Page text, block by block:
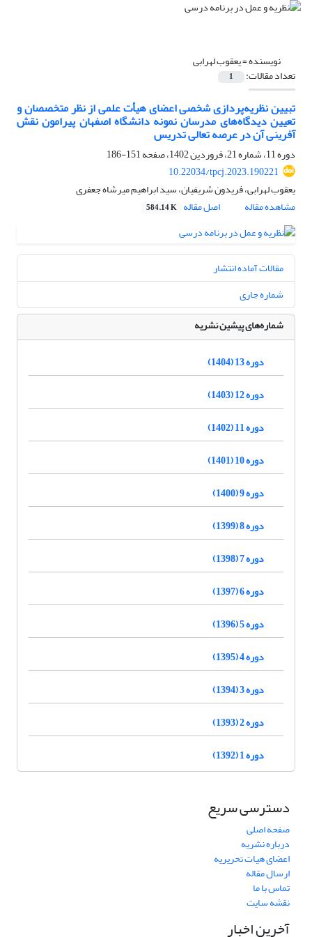
نویسنده =یعقوب لهرابی
تعداد مقالات: 1
تبیین نظریه‌پردازی شخصی اعضای هیأت علمی از نظر متخصصان و
تعیین دیدگاه‌های مدرسان نمونه دانشگاه اصفهان پیرامون نقش
آفرینی آن در عرصه تعالی تدریس
دوره 11، شماره 21، فروردین 1402، صفحه
151-186
10.22034/tpcj.2023.190221
یعقوب لهرابی، فریدون شریفیان، سید ابراهیم میرشاه جعفری
مشاهده مقاله
اصل مقاله 584.14 K
مقالات آماده انتشار
شماره جاری
شماره‌های پیشین نشریه
دوره 13 (1404)
دوره 12 (1403)
دوره 11 (1402)
دوره 10 (1401)
دوره 9 (1400)
دوره 8 (1399)
دوره 7 (1398)
دوره 6 (1397)
دوره 5 (1396)
دوره 4 (1395)
دوره 3 (1394)
دوره 2 (1393)
دوره 1 (1392)
دسترسی سریع
صفحه اصلی
درباره نشریه
اعضای هیات تحریریه
ارسال مقاله
تماس با ما
نقشه سایت
آخرین اخبار